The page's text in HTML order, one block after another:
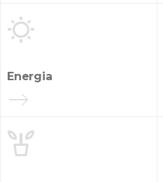

Energia
